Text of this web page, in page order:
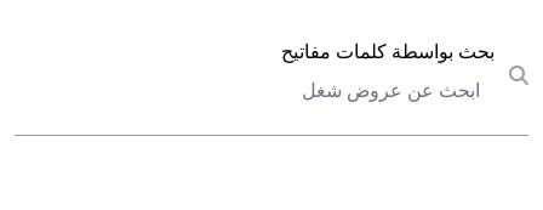
Submit search
بحث بواسطة كلمات مفاتيح